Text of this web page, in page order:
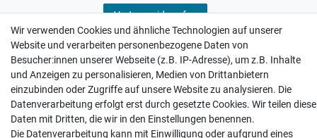
Vertrag widerrufen
Hatte etwas bestellt was fehlerhaft versendet
wurde. Mein Anliegen habe ich mitgeteilt und sofort
Er...
Wir verwenden Cookies und ähnliche Technologien auf unserer
Website und verarbeiten personenbezogene Daten von
Besucher:innen unserer Webseite (z.B. IP-Adresse), um z.B. Inhalte
und Anzeigen zu personalisieren, Medien von Drittanbietern
einzubinden oder Zugriffe auf unsere Website zu analysieren. Die
Datenverarbeitung erfolgt erst durch gesetzte Cookies. Wir teilen diese
Daten mit Dritten, die wir in den Einstellungen benennen.
Die Datenverarbeitung kann mit Einwilligung oder aufgrund eines